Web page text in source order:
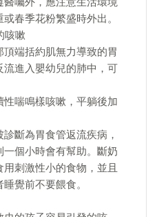
春季花粉繁盛時外出。
咳嗽
端括約肌無力導致的胃
進入嬰幼兒的肺中，可
喘鳴樣咳嗽，平躺後加
斷為胃食管返流疾病，
個小時會有幫助。斷奶
刺激性小的食物，並且
覺前不要餵食。